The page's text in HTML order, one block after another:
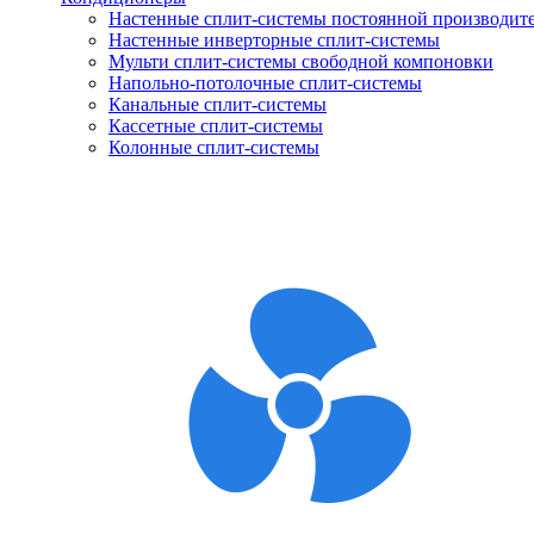
Настенные сплит-системы постоянной
Настенные инверторные сплит-системы
Мульти сплит-системы свободной компоновки
Напольно-потолочные сплит-системы
Канальные сплит-системы
Кассетные сплит-системы
Колонные сплит-системы